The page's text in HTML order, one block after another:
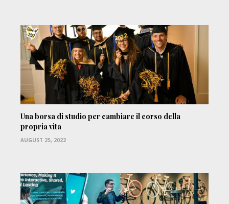
Una borsa di studio per cambiare il corso della
propria vita
AUGUST 25, 2022